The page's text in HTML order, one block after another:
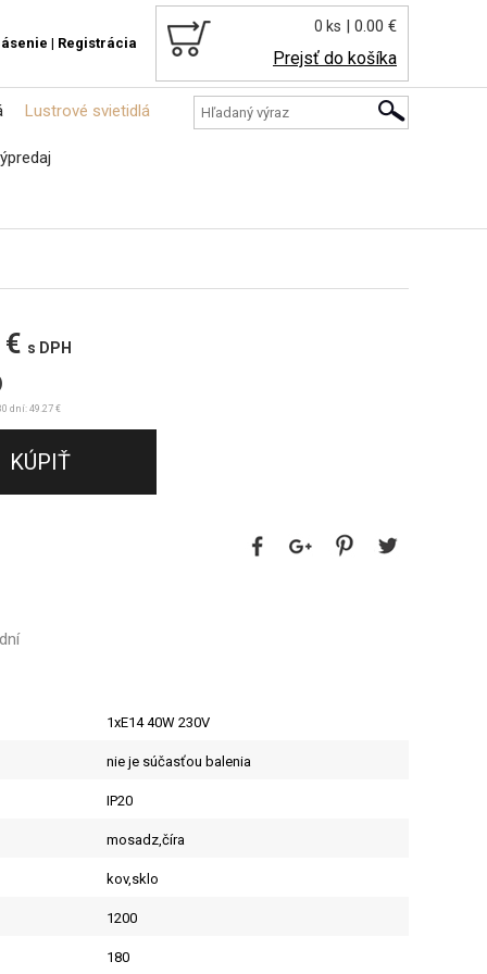
0 ks | 0.00 €
Prejsť do košíka
| Registrácia
Lustrové svietidlá
€ s DPH
dní: 49.27 €
1xE14 40W 230V
nie je súčasťou balenia
IP20
mosadz,číra
kov,sklo
1200
180